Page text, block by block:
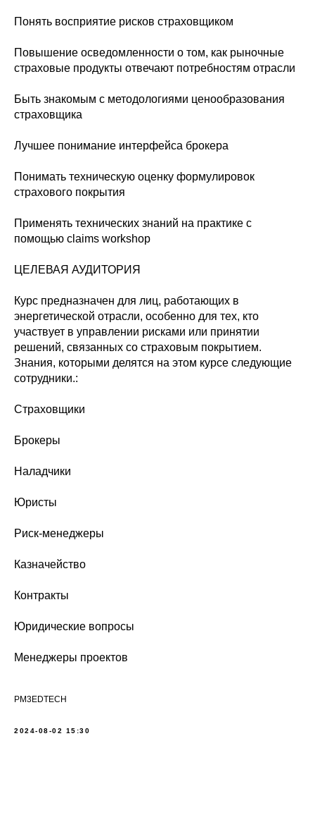
Понять восприятие рисков страховщиком
Повышение осведомленности о том, как рыночные
страховые продукты отвечают потребностям отрасли
Быть знакомым с методологиями ценообразования
страховщика
Лучшее понимание интерфейса брокера
Понимать техническую оценку формулировок
страхового покрытия
Применять технических знаний на практике с
помощью claims workshop
ЦЕЛЕВАЯ АУДИТОРИЯ
Курс предназначен для лиц, работающих в
энергетической отрасли, особенно для тех, кто
участвует в управлении рисками или принятии
решений, связанных со страховым покрытием.
Знания, которыми делятся на этом курсе следующие
сотрудники.:
Страховщики
Брокеры
Наладчики
Юристы
Риск-менеджеры
Казначейство
Контракты
Юридические вопросы
Менеджеры проектов
PM3EDTECH
2024-08-02 15:30